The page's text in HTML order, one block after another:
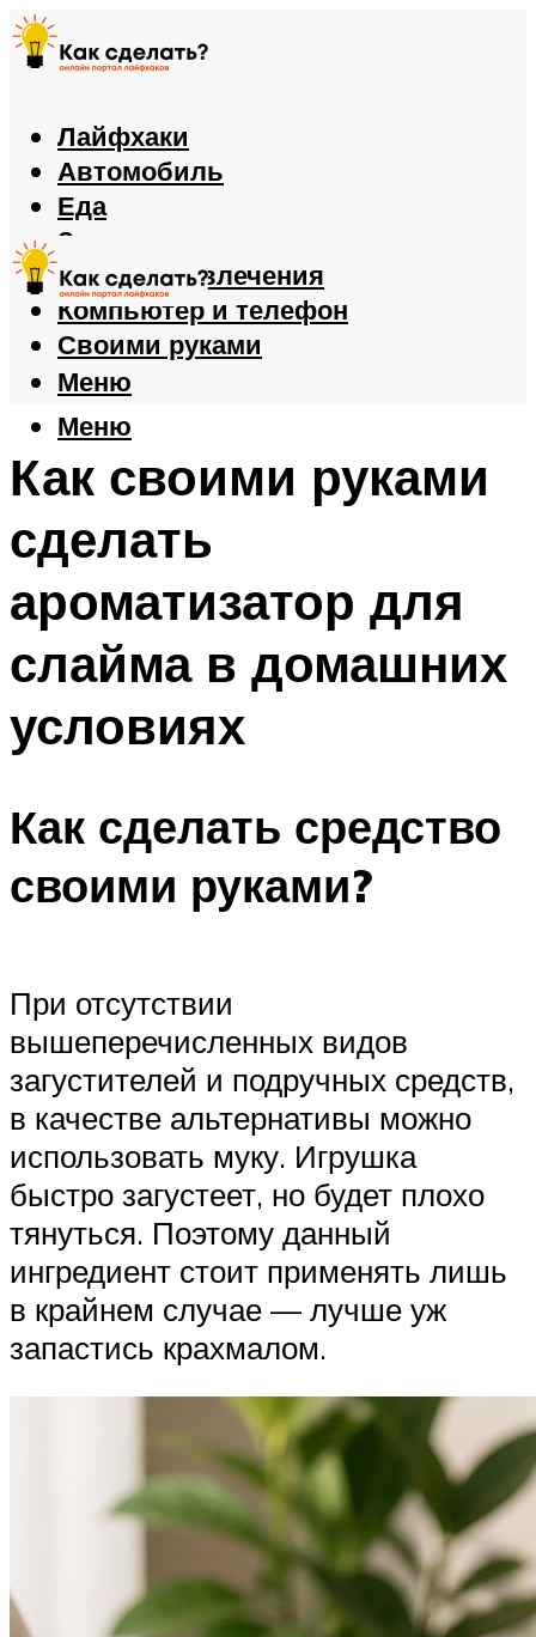
Лайфхаки
Автомобиль
Еда
Здоровье
Игры и развлечения
Компьютер и телефон
Своими руками
Меню
Меню
Как своими руками
сделать
ароматизатор для
слайма в домашних
условиях
Как сделать средство
своими руками?
При отсутствии
вышеперечисленных видов
загустителей и подручных средств,
в качестве альтернативы можно
использовать муку. Игрушка
быстро загустеет, но будет плохо
тянуться. Поэтому данный
ингредиент стоит применять лишь
в крайнем случае — лучше уж
запастись крахмалом.